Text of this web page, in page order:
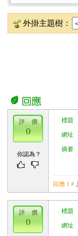
外掛主題樹：
標題
網址
摘要
評 價
0
你認為？
回應 1 #
標題
網址
評 價
0